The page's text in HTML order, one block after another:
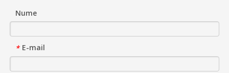
Nume
* E-mail